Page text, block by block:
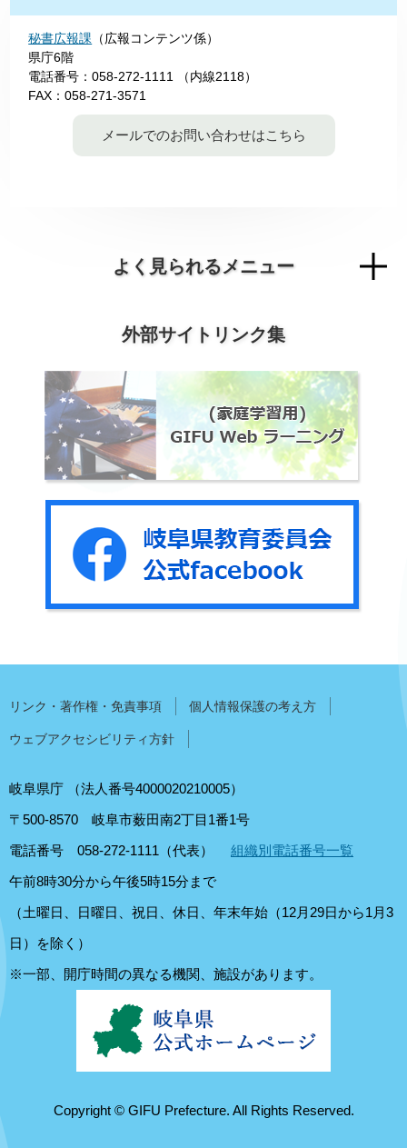
秘書広報課 （広報コンテンツ係）
県庁6階
電話番号：058-272-1111 （内線2118）
FAX：058-271-3571
メールでのお問い合わせはこちら
よく見られるメニュー
外部サイトリンク集
リンク・著作権・免責事項 個人情報保護の考え方
ウェブアクセシビリティ方針
岐阜県庁
（法人番号4000020210005）
〒500-8570
岐阜市薮田南2丁目1番1号
電話番号 058-272-1111（代表）
組織別電話番号一覧
午前8時30分から午後5時15分まで
（土曜日、日曜日、祝日、休日、年末年始（12月29日から1月3
日）を除く）
※一部、開庁時間の異なる機関、施設があります。
Copyright © GIFU Prefecture. All Rights Reserved.